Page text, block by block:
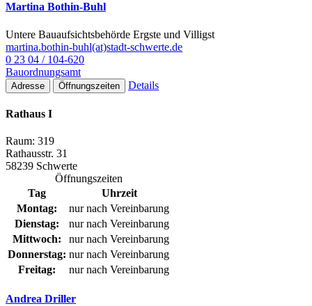
Martina Bothin-Buhl
Untere Bauaufsichtsbehörde Ergste und Villigst
martina.bothin-buhl(at)stadt-schwerte.de
0 23 04 / 104-620
Bauordnungsamt
Adresse Öffnungszeiten Details
Rathaus I
Raum: 319
Rathausstr. 31
58239 Schwerte
Öffnungszeiten
Tag
Uhrzeit
Montag:
nur nach Vereinbarung
Dienstag:
nur nach Vereinbarung
Mittwoch:
nur nach Vereinbarung
Donnerstag: nur nach Vereinbarung
Freitag:
nur nach Vereinbarung
Andrea Driller